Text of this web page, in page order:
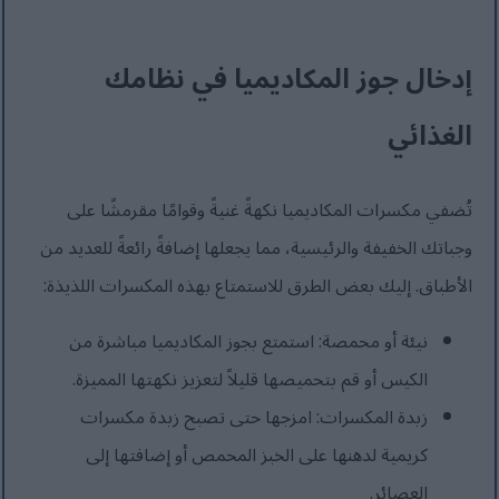
إدخال جوز المكاديميا في نظامك
الغذائي
تُضفي مكسرات المكاديميا نكهةً غنيةً وقوامًا مقرمشًا على
وجباتك الخفيفة والرئيسية، مما يجعلها إضافةً رائعةً للعديد من
الأطباق. إليك بعض الطرق للاستمتاع بهذه المكسرات اللذيذة:
نيئة أو محمصة: استمتع بجوز المكاديميا مباشرة من
الكيس أو قم بتحميصها قليلاً لتعزيز نكهتها المميزة.
زبدة المكسرات: امزجها حتى تصبح زبدة مكسرات
كريمية لدهنها على الخبز المحمص أو إضافتها إلى